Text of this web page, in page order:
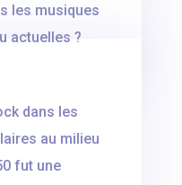
les musiques
actuelles ?
dans les
au milieu
fut une